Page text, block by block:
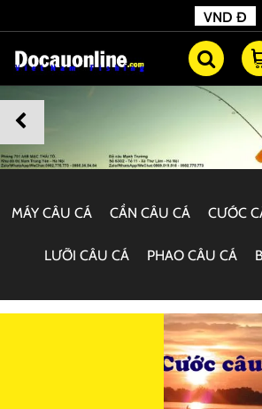
VND Đ
MÁY CÂU CÁ CẦN CÂU CÁ CƯỚC
LƯỠI CÂU CÁ PHAO CÂU CÁ